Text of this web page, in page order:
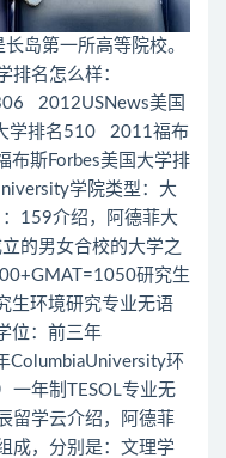
岛第一所高等院校。
排名怎么样：
2012USNews美国
学排名510 2011福布
斯Forbes美国大学排
学院类型：大
159介绍，阿德菲大
的男女合校的大学之
研究生
生环境研究专业无语
位：前三年
ColumbiaUniversity环
一年制TESOL专业无
留学云介绍，阿德菲
成，分别是：文理学